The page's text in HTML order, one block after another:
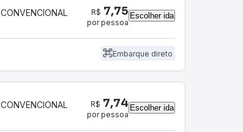
CONVENCIONAL R$ 7,75
por pessoa
Escolher ida
Embarque direto
CONVENCIONAL R$ 7,74
por pessoa
Escolher ida